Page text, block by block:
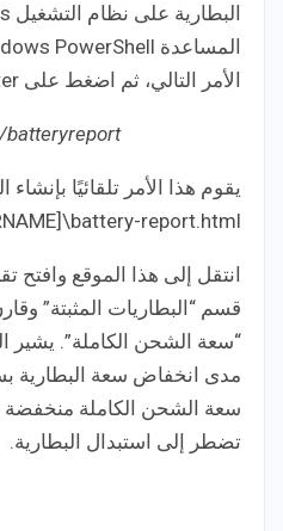
الأمر التالي، ثم اضغط على Enter:
يقوم هذا الأمر تلقائيًا
report.html.
انتقل إلى هذا الموقع وافتح
قسم “البطاريات المثبتة”
“سعة الشحن الكاملة”. يشير
مدى انخفاض سعة البطارية
سعة الشحن الكاملة
تضطر إلى استبدال البطارية.